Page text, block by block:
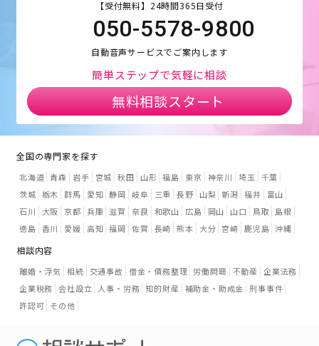
【受付無料】24時間365日受付
050-5578-9800
自動音声サービスでご案内します
簡単ステップで気軽に相談
無料相談スタート
全国の専門家を探す
北海道 青森 岩手 宮城 秋田 山形 福島 東京 神奈川 埼玉
千葉
茨城 栃木 群馬 愛知 静岡 岐阜 三重 長野 山梨 新潟 福井
富山
石川
大阪 京都 兵庫 滋賀 奈良 和歌山 広島 岡山 山口 鳥取
島根
徳島 香川 愛媛 高知 福岡 佐賀 長崎 熊本 大分 宮崎 鹿児島 沖縄
相談内容
離婚・浮気 相続 交通事故 借金・債務整理 労働問題 不動産 企業法務
企業税務 会社設立 人事・労務 知的財産 補助金・助成金 刑事事件
許認可 その他